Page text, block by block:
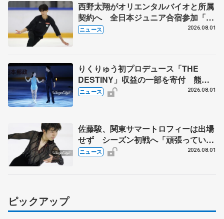
西野太翔がオリエンタルバイオと所属
契約へ 全日本ジュニア合宿参加「結
果残していかないと」 講師はジェー
ニュース 2026.08.01
りくりゅう初プロデュース「THE
DESTINY」収益の一部を寄付 熊本
地震、被災者支援
ニュース 2026.08.01
佐藤駿、関東サマートロフィーは出場
せず シーズン初戦へ「頑張っていき
ます」
ニュース 2026.08.01
ピックアップ